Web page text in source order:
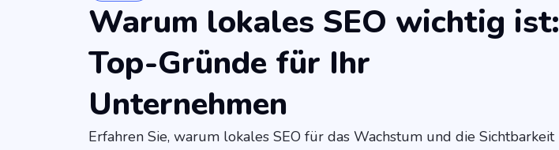
Warum lokales SEO wichtig ist:
Top-Gründe für Ihr
Unternehmen
Erfahren Sie, warum lokales SEO für das Wachstum und die Sichtbarkeit